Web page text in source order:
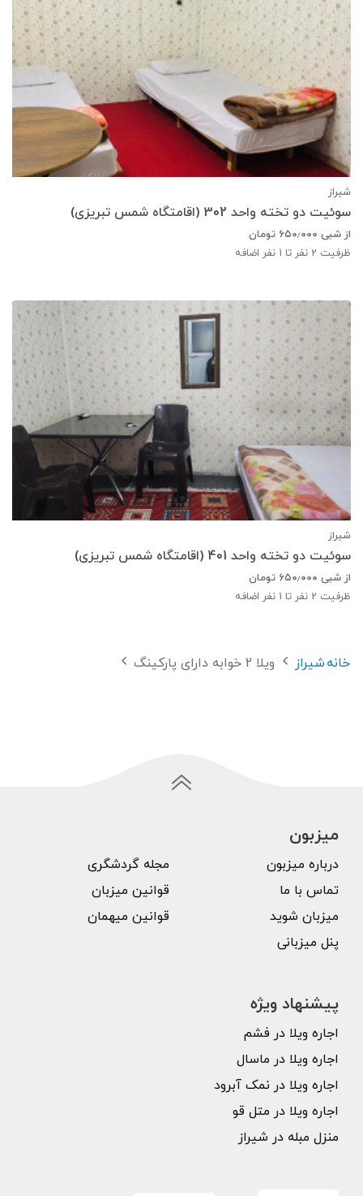
شیراز
سوئیت دو تخته واحد 302 (اقامتگاه شمس تبریزی)
از شبی ۶۵۰٫۰۰۰ تومان
ظرفیت 2 نفر تا 1 نفر اضافه
شیراز
سوئیت دو تخته واحد 401 (اقامتگاه شمس تبریزی)
از شبی ۶۵۰٫۰۰۰ تومان
ظرفیت 2 نفر تا 1 نفر اضافه
خانهشیراز ویلا 2 خوابه دارای پارکینگ
میزبون
درباره میزبون
تماس با ما
میزبان شوید
پنل میزبانی
مجله گردشگری
قوانین میزبان
قوانین میهمان
پیشنهاد ویژه
اجاره ویلا در فشم
اجاره ویلا در ماسال
اجاره ویلا در نمک آبرود
اجاره ویلا در متل قو
منزل مبله در شیراز